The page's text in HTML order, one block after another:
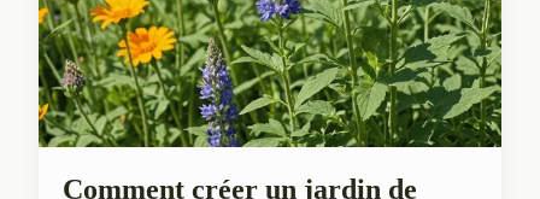
Comment créer un jardin de